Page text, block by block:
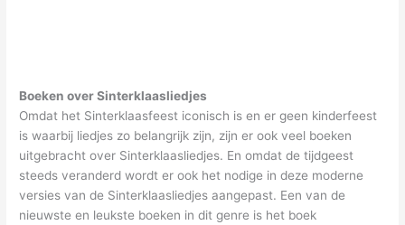
Boeken over Sinterklaasliedjes
Omdat het Sinterklaasfeest iconisch is en er geen kinderfeest
is waarbij liedjes zo belangrijk zijn, zijn er ook veel boeken
uitgebracht over Sinterklaasliedjes. En omdat de tijdgeest
steeds veranderd wordt er ook het nodige in deze moderne
versies van de Sinterklaasliedjes aangepast. Een van de
nieuwste en leukste boeken in dit genre is het boek